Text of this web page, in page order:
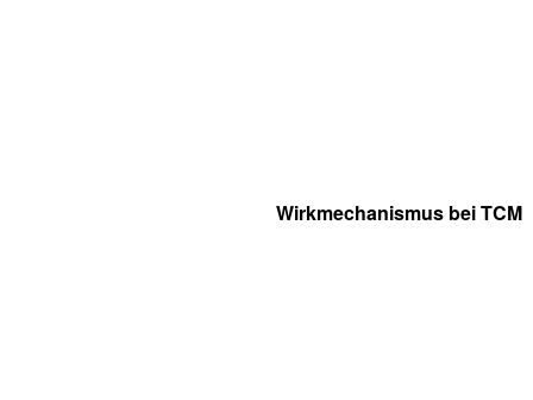
Wirkmechanismus bei TCM